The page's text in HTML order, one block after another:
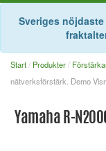
Sveriges
Start Produkter
nätverksförstärk. Demo
Yamaha R-